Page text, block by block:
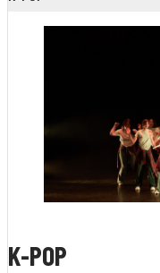
K-POP